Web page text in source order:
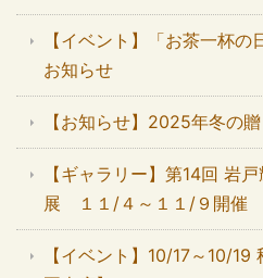
【イベント】「お茶一杯
お知らせ
【お知らせ】2025年冬の
【ギャラリー】第14回 岩
展 １１/４～１１/９開催
【イベント】10/17～10/